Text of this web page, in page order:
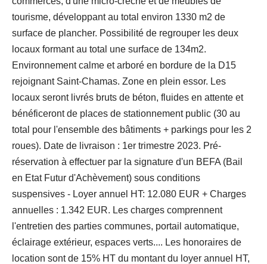
tourisme, développant au total environ 1330 m2 de
surface de plancher. Possibilité de regrouper les deux
locaux formant au total une surface de 134m2.
Environnement calme et arboré en bordure de la D15
rejoignant Saint-Chamas. Zone en plein essor. Les
locaux seront livrés bruts de béton, fluides en attente et
bénéficeront de places de stationnement public (30 au
total pour l'ensemble des bâtiments + parkings pour les 2
roues). Date de livraison : 1er trimestre 2023. Pré-
réservation à effectuer par la signature d'un BEFA (Bail
en Etat Futur d'Achèvement) sous conditions
suspensives - Loyer annuel HT: 12.080 EUR + Charges
annuelles : 1.342 EUR. Les charges comprennent
l'entretien des parties communes, portail automatique,
éclairage extérieur, espaces verts.... Les honoraires de
location sont de 15% HT du montant du loyer annuel HT,